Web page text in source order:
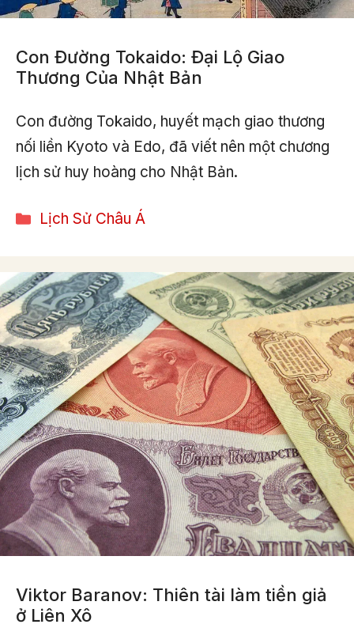
Con Đường Tokaido: Đại Lộ Giao
Thương Của Nhật Bản
Con đường Tokaido, huyết mạch giao thương
nối liền Kyoto và Edo, đã viết nên một chương
lịch sử huy hoàng cho Nhật Bản.
Categories
Lịch Sử Châu Á
Viktor Baranov: Thiên tài làm tiền giả
ở Liên Xô